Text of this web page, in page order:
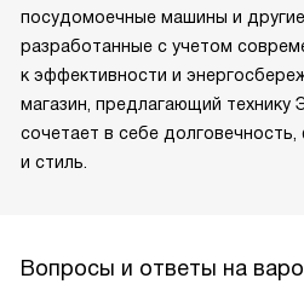
посудомоечные машины и
разработанные с учетом
к эффективности и
магазин, предлагающий технику
сочетает в себе долговечность,
и стиль.
Вопросы и ответы на